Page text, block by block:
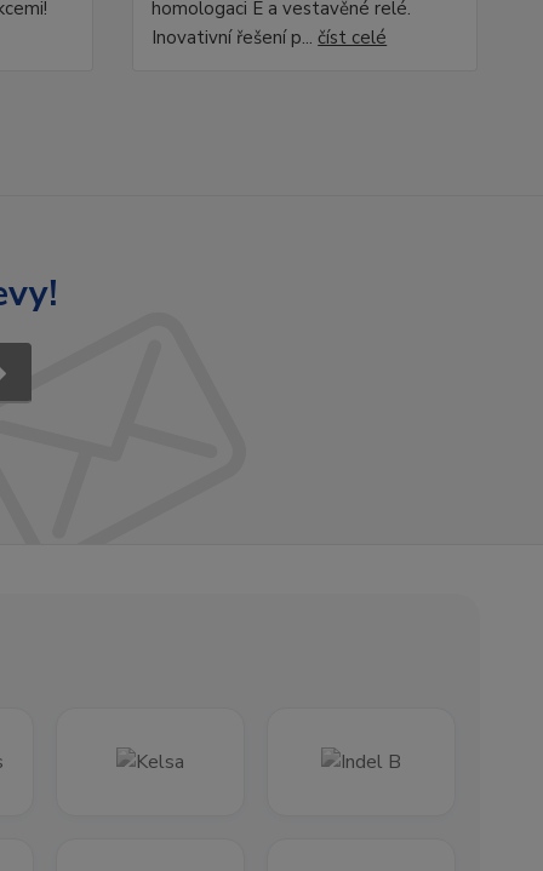
homologaci E a vestavěné relé.
Inovativní řešení p...číst celé